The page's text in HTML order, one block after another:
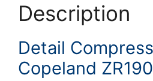
Description
Detail
Copeland